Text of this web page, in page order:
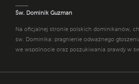
Św. Dominik Guzman
Na oficjalnej stronie polskich dominikanów,
św. Dominika: pragnienie odważnego
we wspólnocie oraz poszukiwania prawdy w